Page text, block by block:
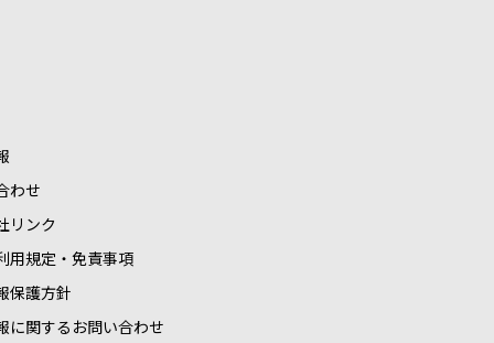
わせ
リンク
用規定・免責事項
保護方針
に関するお問い合わせ